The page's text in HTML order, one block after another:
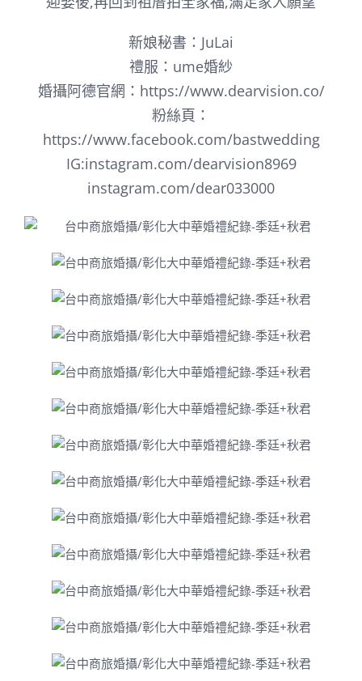
新娘秘書：JuLai
禮服：ume婚紗
婚攝阿德官網： https://www.dearvision.co/
粉絲頁：
https://www.facebook.com/bastwedding
IG:instagram.com/dearvision8969
instagram.com/dear033000